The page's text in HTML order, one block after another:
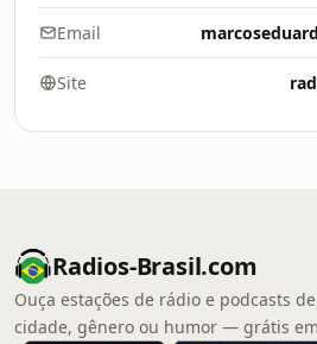
Email
Site
Radios-Brasil.com
Ouça estações de rádio e podcasts
cidade, gênero ou humor — grátis